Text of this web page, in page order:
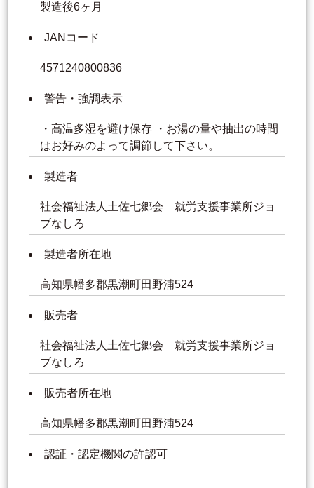
製造後6ヶ月
JANコード
4571240800836
警告・強調表示
・高温多湿を避け保存 ・お湯の量や抽出の時間
はお好みのよって調節して下さい。
製造者
社会福祉法人土佐七郷会 就労支援事業所ジョ
ブなしろ
製造者所在地
高知県幡多郡黒潮町田野浦524
販売者
社会福祉法人土佐七郷会 就労支援事業所ジョ
ブなしろ
販売者所在地
高知県幡多郡黒潮町田野浦524
認証・認定機関の許認可